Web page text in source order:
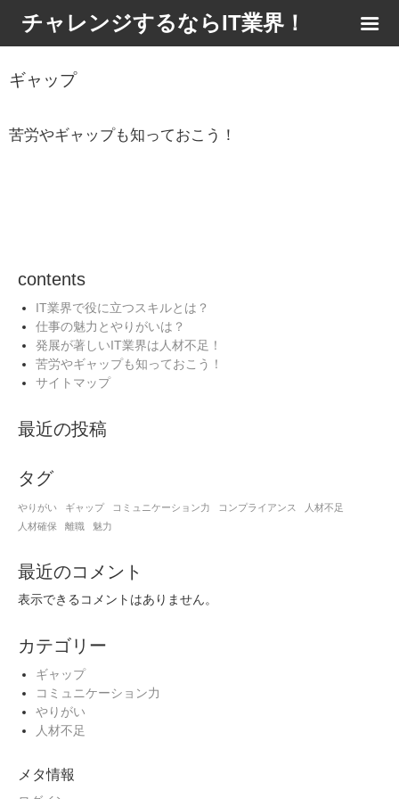
チャレンジするならIT業界！
ギャップ
苦労やギャップも知っておこう！
contents
IT業界で役に立つスキルとは？
仕事の魅力とやりがいは？
発展が著しいIT業界は人材不足！
苦労やギャップも知っておこう！
サイトマップ
最近の投稿
タグ
やりがい ギャップ コミュニケーション力 コンプライアンス
人材不足
人材確保
離職 魅力
最近のコメント
表示できるコメントはありません。
カテゴリー
ギャップ
コミュニケーション力
やりがい
人材不足
メタ情報